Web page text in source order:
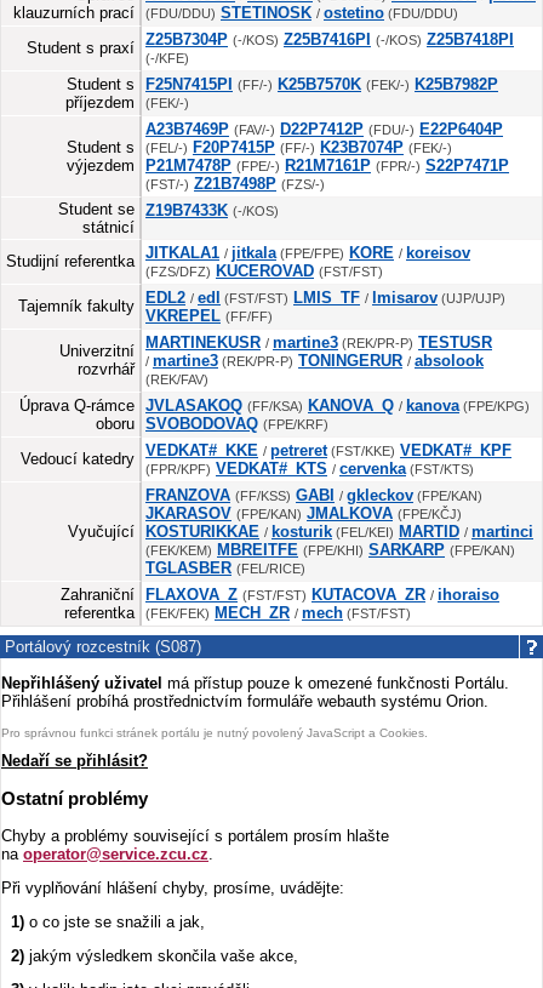
klauzurních prací
(FDU/DDU) STETINOSK / ostetino (FDU/DDU)
Student s praxí Z25B7304P (-/KOS) Z25B7416PI (-/KOS) Z25B7418PI
(-/KFE)
Student s
příjezdem
F25N7415PI (FF/-) K25B7570K (FEK/-) K25B7982P
(FEK/-)
Student s
výjezdem
A23B7469P (FAV/-) D22P7412P (FDU/-) E22P6404P
(FEL/-) F20P7415P (FF/-) K23B7074P (FEK/-)
P21M7478P (FPE/-) R21M7161P (FPR/-) S22P7471P
(FST/-) Z21B7498P (FZS/-)
Student se
státnicí
Z19B7433K (-/KOS)
Studijní referentka JITKALA1 / jitkala (FPE/FPE) KORE / koreisov
(FZS/DFZ) KUCEROVAD (FST/FST)
Tajemník fakulty EDL2 / edl (FST/FST) LMIS_TF / lmisarov (UJP/UJP)
VKREPEL (FF/FF)
Univerzitní
rozvrhář
MARTINEKUSR / martine3 (REK/PR-P) TESTUSR
/ martine3 (REK/PR-P) TONINGERUR / absolook
(REK/FAV)
Úprava Q-rámce
oboru
JVLASAKOQ (FF/KSA) KANOVA_Q / kanova (FPE/KPG)
SVOBODOVAQ (FPE/KRF)
Vedoucí katedry VEDKAT#_KKE / petreret (FST/KKE) VEDKAT#_KPF
(FPR/KPF) VEDKAT#_KTS / cervenka (FST/KTS)
Vyučující
FRANZOVA (FF/KSS) GABI / gkleckov (FPE/KAN)
JKARASOV (FPE/KAN) JMALKOVA (FPE/KČJ)
KOSTURIKKAE / kosturik (FEL/KEI) MARTID / martinci
(FEK/KEM) MBREITFE (FPE/KHI) SARKARP (FPE/KAN)
TGLASBER (FEL/RICE)
Zahraniční
referentka
FLAXOVA_Z (FST/FST) KUTACOVA_ZR / ihoraiso
(FEK/FEK) MECH_ZR / mech (FST/FST)
Portálový rozcestník (S087)
Nepřihlášený uživatel má přístup pouze k omezené funkčnosti Portálu.
Přihlášení probíhá prostřednictvím formuláře webauth systému Orion.
Pro správnou funkci stránek portálu je nutný povolený JavaScript a Cookies.
Nedaří se přihlásit?
Ostatní problémy
Chyby a problémy související s portálem prosím hlašte
na operator@service.zcu.cz.
Při vyplňování hlášení chyby, prosíme, uvádějte:
1) o co jste se snažili a jak,
2) jakým výsledkem skončila vaše akce,